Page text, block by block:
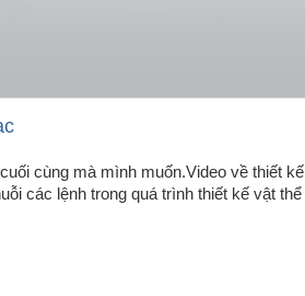
cùng mà mình muốn.Video về thiết kế
các lệnh trong quá trình thiết kế vật thể